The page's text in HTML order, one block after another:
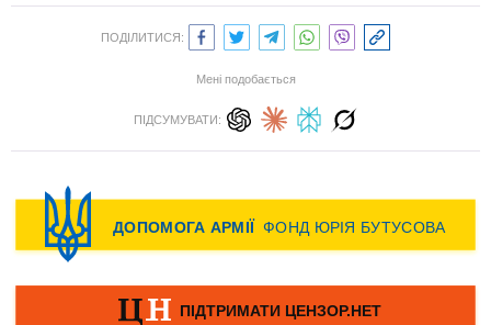
ПОДІЛИТИСЯ:
Мені подобається
ПІДСУМУВАТИ: